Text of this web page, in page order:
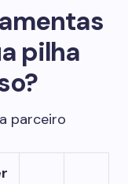
pilha
parceiro